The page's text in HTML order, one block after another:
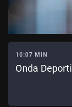
10:07 MIN
Onda